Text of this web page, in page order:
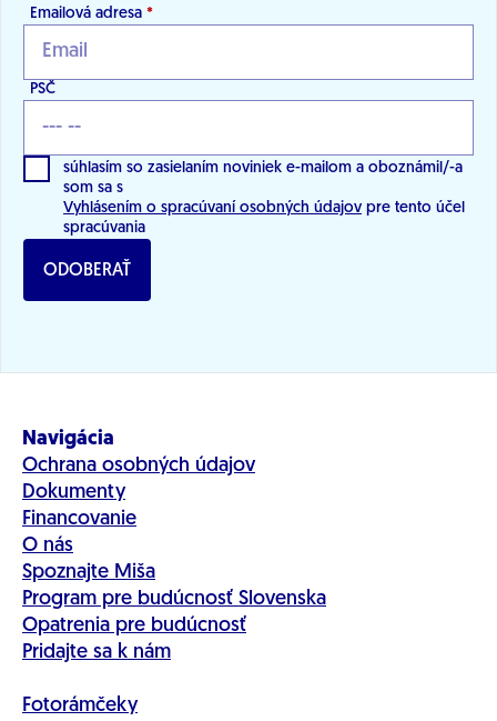
Emailová adresa *
PSČ
súhlasím so zasielaním noviniek e-mailom a oboznámil/-a
som sa s
Vyhlásením o spracúvaní osobných údajov pre tento účel
spracúvania
ODOBERAŤ
Navigácia
Ochrana osobných údajov
Dokumenty
Financovanie
O nás
Spoznajte Miša
Program pre budúcnosť Slovenska
Opatrenia pre budúcnosť
Pridajte sa k nám
Fotorámčeky